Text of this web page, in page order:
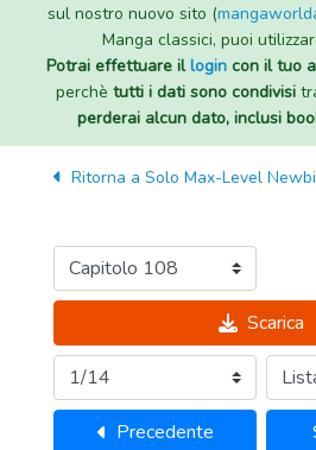
sul nostro nuovo sito (
Manga classici, puoi
Potrai effettuare illogincon il tuo
perchè tutti i dati sono condivisi
perderai alcun dato, inclusi
Ritorna a Solo Max-Level
Scarica
Precedente